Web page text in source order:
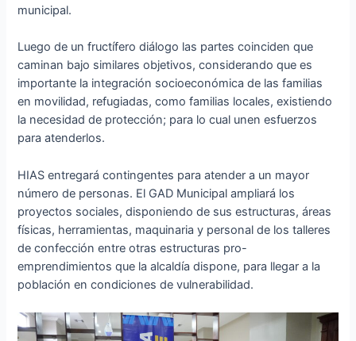
municipal.
Luego de un fructífero diálogo las partes coinciden que
caminan bajo similares objetivos, considerando que es
importante la integración socioeconómica de las familias
en movilidad, refugiadas, como familias locales, existiendo
la necesidad de protección; para lo cual unen esfuerzos
para atenderlos.
HIAS entregará contingentes para atender a un mayor
número de personas. El GAD Municipal ampliará los
proyectos sociales, disponiendo de sus estructuras, áreas
físicas, herramientas, maquinaria y personal de los talleres
de confección entre otras estructuras pro-
emprendimientos que la alcaldía dispone, para llegar a la
población en condiciones de vulnerabilidad.